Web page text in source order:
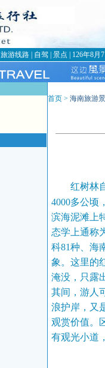
旅游线路 自驾 景点 126年8月
首页 > 海南旅游
红树林
4000多公顷
滨海泥滩上
态学上通称
科81种、海
象。这里的
淹没，只露
其间，游人
浪护岸，又
观赏价值。
有观光小道